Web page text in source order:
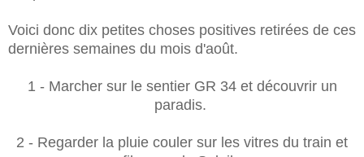
Voici donc dix petites choses positives retirées de ces
dernières semaines du mois d'août.
1 - Marcher sur le sentier GR 34 et découvrir un
paradis.
2 - Regarder la pluie couler sur les vitres du train et